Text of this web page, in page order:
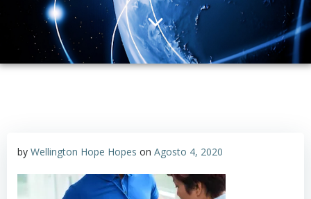
by Wellington Hope Hopes on Agosto 4, 2020